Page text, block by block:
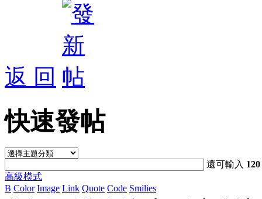
返 回
快速發帖
還可輸入 120
高級模式
B Color Image Link Quote Code Smilies